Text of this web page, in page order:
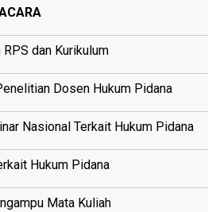
dan Kurikulum
Dosen Hukum Pidana
Nasional Terkait Hukum Pidana
Hukum Pidana
Mata Kuliah